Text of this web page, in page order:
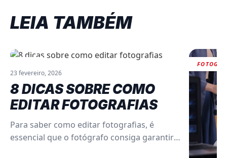
LEIA TAMBÉM
23 fevereiro, 2026
8 DICAS SOBRE COMO
EDITAR FOTOGRAFIAS
Para saber como editar fotografias, é
essencial que o fotógrafo consiga garantir o